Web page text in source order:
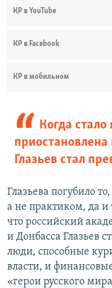
КР в YouTube
КР в Facebook
КР в мобильном
Когда стало
Глазьев стал
Глазьева погубило
а не практиком, да
что российский
и Донбасса Глазьев
люди, способные
власти, и
«герои русского